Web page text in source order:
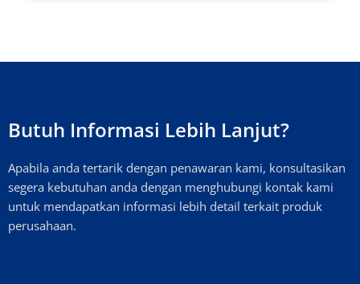
Butuh Informasi Lebih Lanjut?
Apabila anda tertarik dengan penawaran kami, konsultasikan
segera kebutuhan anda dengan menghubungi kontak kami
untuk mendapatkan informasi lebih detail terkait produk
perusahaan.